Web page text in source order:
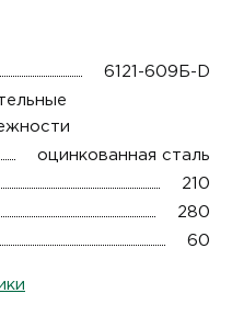
6121-609Б-D
оцинкованная сталь
210
280
60